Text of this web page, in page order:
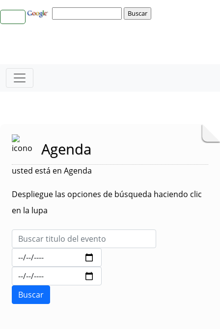
Agenda
usted está en Agenda
Despliegue las opciones de búsqueda haciendo clic
en la lupa